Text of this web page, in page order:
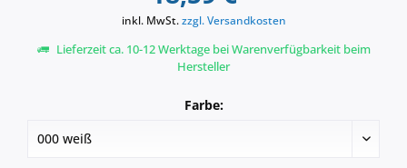
inkl. MwSt.zzgl. Versandkosten
Lieferzeit ca. 10-12 Werktage bei Warenverfügbarkeit beim
Hersteller
Farbe: